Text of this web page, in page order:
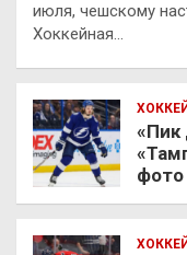
июля, чешскому
Хоккейная…
ХОККЕЙ
«Пик
фото
ХОККЕЙ